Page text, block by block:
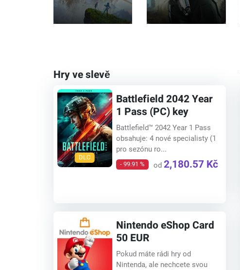
Hry ve slevě
DLC
Battlefield 2042 Year
1 Pass (PC) key
Battlefield™ 2042 Year 1 Pass
obsahuje: 4 nové specialisty (1
pro sezónu ro...
- 99.91 % od 2,180.57 Kč
Nintendo eShop Card
50 EUR
Pokud máte rádi hry od
Nintenda, ale nechcete svou